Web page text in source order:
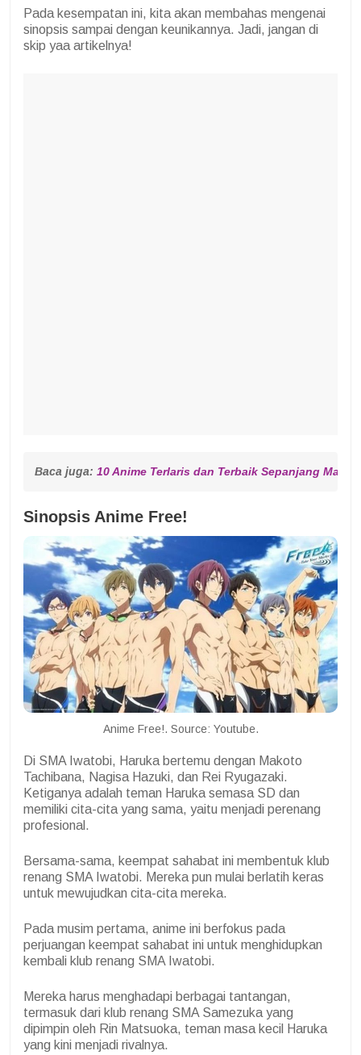
Pada kesempatan ini, kita akan membahas mengenai
sinopsis sampai dengan keunikannya. Jadi, jangan di
skip yaa artikelnya!
Baca juga: 10 Anime Terlaris dan Terbaik Sepanjang Masa
Sinopsis Anime Free!
Anime Free!. Source: Youtube.
Di SMA Iwatobi, Haruka bertemu dengan Makoto
Tachibana, Nagisa Hazuki, dan Rei Ryugazaki.
Ketiganya adalah teman Haruka semasa SD dan
memiliki cita-cita yang sama, yaitu menjadi perenang
profesional.
Bersama-sama, keempat sahabat ini membentuk klub
renang SMA Iwatobi. Mereka pun mulai berlatih keras
untuk mewujudkan cita-cita mereka.
Pada musim pertama, anime ini berfokus pada
perjuangan keempat sahabat ini untuk menghidupkan
kembali klub renang SMA Iwatobi.
Mereka harus menghadapi berbagai tantangan,
termasuk dari klub renang SMA Samezuka yang
dipimpin oleh Rin Matsuoka, teman masa kecil Haruka
yang kini menjadi rivalnya.